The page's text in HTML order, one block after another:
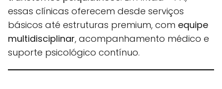
essas clínicas oferecem desde serviços
básicos até estruturas premium, com equipe
multidisciplinar, acompanhamento médico e
suporte psicológico contínuo.